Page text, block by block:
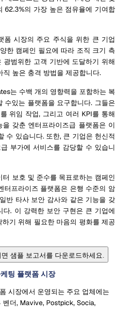
62.3%의 가장 높은 점유율에 기여합
폼 시장의 주요 주식을 위한 큰 기업
한 캠페인 필요에 따라 조직 크기 측
범위한 고객 기반에 도달하기 위해
높은 충격 방법을 제공합니다.
는 수백 개의 영향력을 포함하는 복
수있는 플랫폼을 요구합니다. 그들은
위임 작업, 그리고 여러 KPI를 통해
갖춘 엔터프라이즈급 플랫폼은 이
수 있습니다. 또한, 큰 기업은 헌신적
부가에 서비스를 감당할 수 있습니
보호 및 준수를 목표로하는 캠페인
터프라이즈 플랫폼은 은행 수준의 암
반 타사 보안 감사와 같은 기능을 갖
. 이 강력한 보안 구현은 큰 기업에
기 위해 필요한 마음의 평화를 제공
샘플 보고서를 다운로드하세요.
팅 플랫폼 시장
시장에서 운영되는 주요 업체에는
벤더, Mavive, Postpick, Socia,